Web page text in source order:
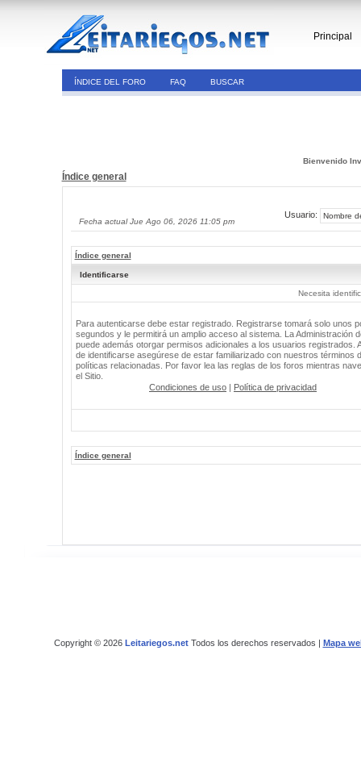
Principal
ÍNDICE DEL FORO FAQ BUSCAR
Bienvenido
Índice general
Fecha actual Jue Ago 06, 2026 11:05 pm
Usuario:
Índice general
Identificarse
Necesita
Para autenticarse debe estar registrado. Registrarse tomará solo unos
segundos y le permitirá un amplio acceso al sistema. La Administración
puede además otorgar permisos adicionales a los usuarios registrados.
de identificarse asegúrese de estar familiarizado con nuestros términos
políticas relacionadas. Por favor lea las reglas de los foros mientras
el Sitio.
Condiciones de uso | Política de privacidad
Índice general
Copyright © 2026 Leitariegos.netTodos los derechos reservados | Mapa